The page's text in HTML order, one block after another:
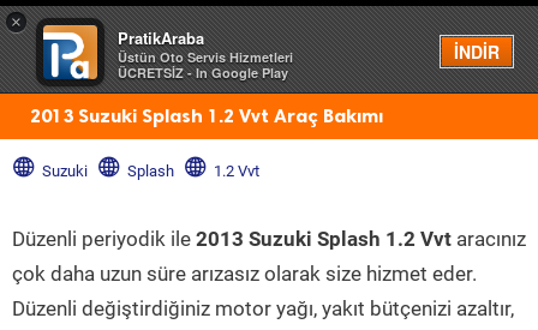
×
PratikAraba
Üstün Oto Servis Hizmetleri
ÜCRETSİZ - In Google Play
İNDİR
Menü
2013 Suzuki Splash 1.2 Vvt Araç Bakımı
Suzuki Splash 1.2 Vvt
Düzenli periyodik ile 2013 Suzuki Splash 1.2 Vvt aracınız
çok daha uzun süre arızasız olarak size hizmet eder.
Düzenli değiştirdiğiniz motor yağı, yakıt bütçenizi azaltır,